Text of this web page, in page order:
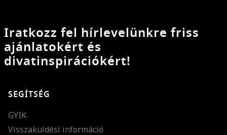
Iratkozz fel hírlevelünkre friss
ajánlatokért és
divatinspirációkért!
SEGÍTSÉG
GYIK
Visszaküldési információ